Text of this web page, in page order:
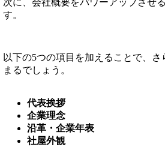
次に、会社概要をパワーアップさせ
す。
以下の5つの項目を加えることで、
まるでしょう。
代表挨拶
企業理念
沿革・企業年表
社屋外観